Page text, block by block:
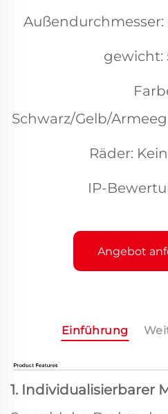
Außendurchmesser:
gewicht:
Schwarz/Gelb/
Räder:
IP-
Angebot
Einführung
1. Individualisierbarer